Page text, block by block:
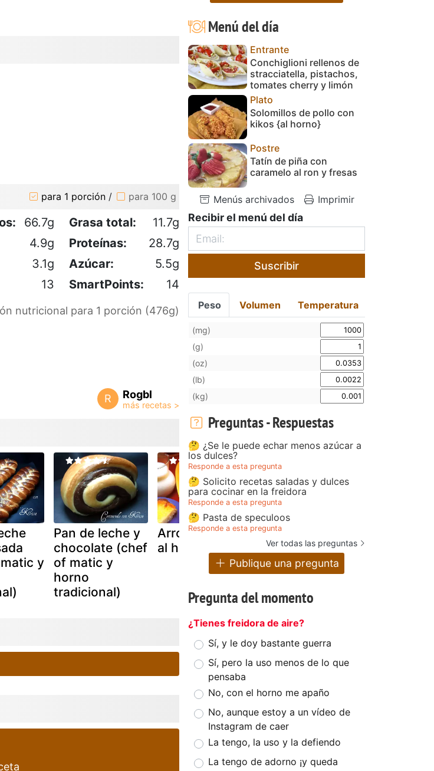
para 1 porción / para 100 g
66.7g Grasa total:
11.7g
4.9g Proteínas:
28.7g
3.1g Azúcar:
5.5g
13 SmartPoints: 14
nutricional para 1 porción (476g)
R Rogbl
y
Pan de leche y
chocolate (chef
of matic y
horno
tradicional)
Arroz con leche
al horno
Tartaletas de
chocolate con
leche sin horno
Menú del día
Entrante
Conchiglioni rellenos de
stracciatella, pistachos,
tomates cherry y limón
Plato
Solomillos de pollo con
kikos {al horno}
Postre
Tatín de piña con
caramelo al ron y fresas
Menús archivados Imprimir
Recibir el menú del día
Suscribir
Peso Volumen Temperatura
(mg)
(g)
(oz)
(lb)
(kg)
Preguntas - Respuestas
🤔 ¿Se le puede echar menos azúcar a
los dulces?
Responde a esta pregunta
🤔 Solicito recetas saladas y dulces
para cocinar en la freidora
Responde a esta pregunta
🤔 Pasta de speculoos
Responde a esta pregunta
Ver todas las preguntas
Publique una pregunta
Pregunta del momento
¿Tienes freidora de aire?
Sí, y le doy bastante guerra
Sí, pero la uso menos de lo que
pensaba
No, con el horno me apaño
No, aunque estoy a un vídeo de
Instagram de caer
La tengo, la uso y la defiendo
La tengo de adorno ¡y queda